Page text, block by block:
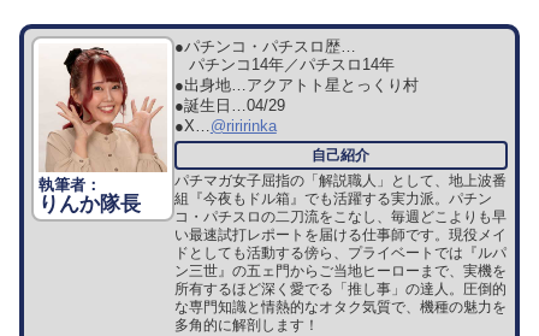
りんか隊長
●パチンコ・パチスロ歴…
パチンコ14年／パチスロ14年
●出身地…アクアトト星とっくり村
●誕生日…04/29
●X…@riririnka
パチマガ女子屈指の「解説職人」として、地上波番
組『今夜もドル箱』でも活躍する実力派。パチン
コ・パチスロの二刀流をこなし、毎週どこよりも早
い最速試打レポートを届ける仕事師です。現役メイ
ドとしても活動する傍ら、プライベートでは『ルパ
ン三世』の五ェ門からご当地ヒーローまで、実機を
所有するほど深く愛でる「推し事」の達人。圧倒的
な専門知識と情熱的なオタク気質で、機種の魅力を
多角的に解剖します！